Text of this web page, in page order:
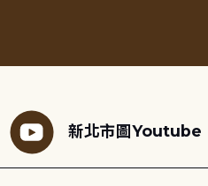
新北市圖Youtube